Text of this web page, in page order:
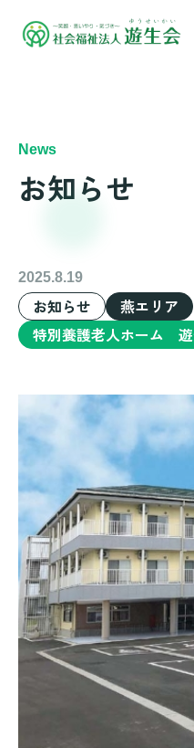
遊生会について
サービス内容
ショートステイ
グループホーム
居宅介護支援事業所
施設案内
岩室エリア
巻エリア
西川エリア
赤塚エリア
月潟エリア
News
お知らせ
2025.8.19
お知らせ
燕エリア
特別養護老人ホーム